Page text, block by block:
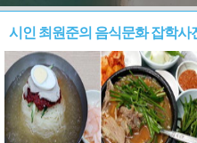
시인 최원준의 음식문화 잡학사